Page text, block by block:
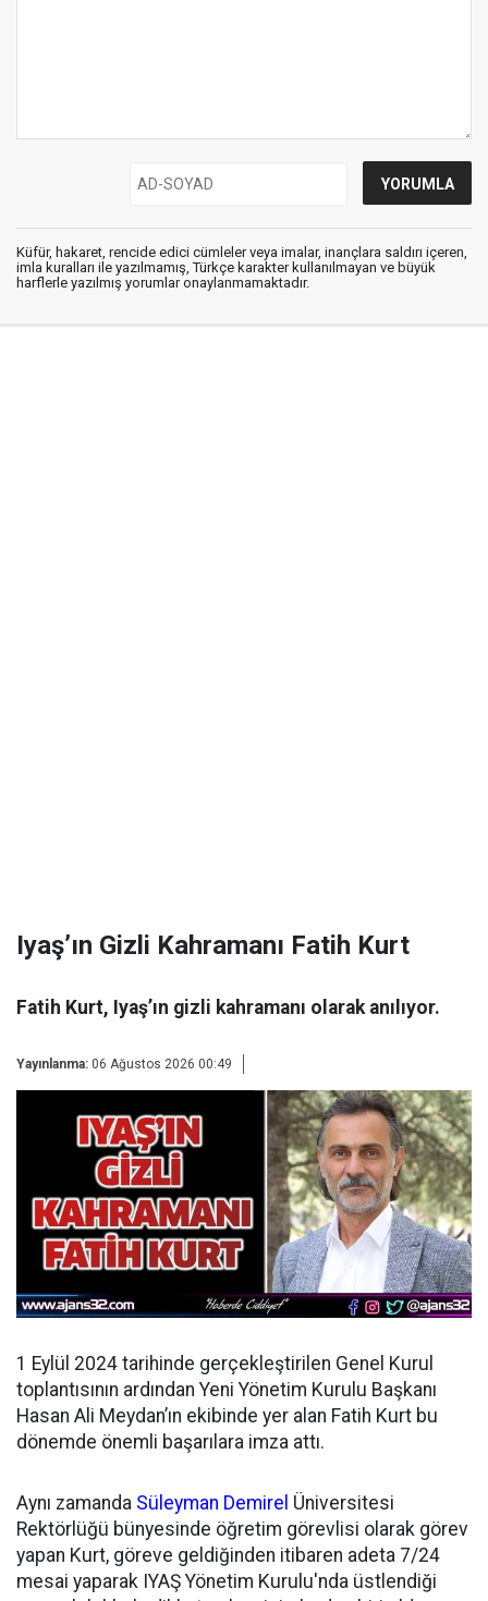
Küfür, hakaret, rencide edici cümleler veya imalar, inançlara saldırı içeren,
imla kuralları ile yazılmamış, Türkçe karakter kullanılmayan ve büyük
harflerle yazılmış yorumlar onaylanmamaktadır.
Iyaş’ın Gizli Kahramanı Fatih Kurt
Fatih Kurt, Iyaş’ın gizli kahramanı olarak anılıyor.
Yayınlanma: 06 Ağustos 2026 00:49
1 Eylül 2024 tarihinde gerçekleştirilen Genel Kurul
toplantısının ardından Yeni Yönetim Kurulu Başkanı
Hasan Ali Meydan’ın ekibinde yer alan Fatih Kurt bu
dönemde önemli başarılara imza attı.
Aynı zamanda Süleyman Demirel Üniversitesi
Rektörlüğü bünyesinde öğretim görevlisi olarak görev
yapan Kurt, göreve geldiğinden itibaren adeta 7/24
mesai yaparak IYAŞ Yönetim Kurulu'nda üstlendiği